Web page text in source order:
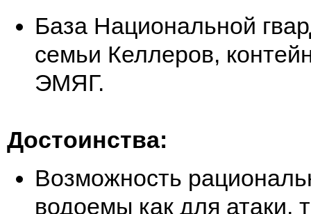
База Национальной
семьи Келлеров,
ЭМЯГ.
Достоинства:
Возможность
водоемы как для атаки,